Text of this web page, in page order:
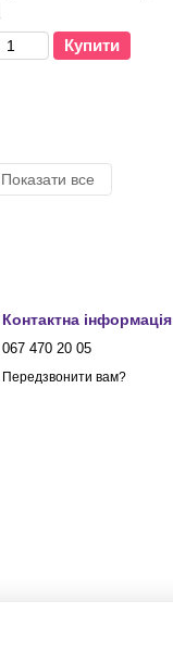
Купити
Показати все
Контактна інформація
067 470 20 05
Передзвонити вам?